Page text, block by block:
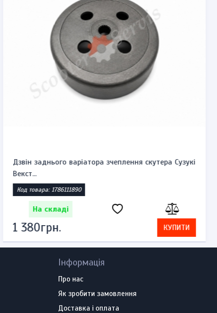
Комплект замків запалювання, бензобака та
сидіння Suzuk...
Код товара: 1785860521
На складі
2 392грн. КУПИТИ
Інформація
Про нас
Як зробити замовлення
Доставка і оплата